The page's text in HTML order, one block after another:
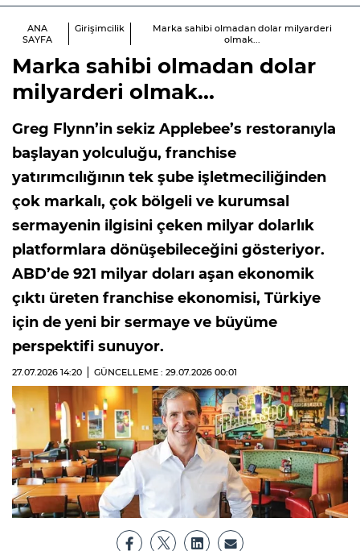
ANA
SAYFA
Girişimcilik
Marka sahibi olmadan dolar milyarderi
olmak...
Marka sahibi olmadan dolar
milyarderi olmak...
Greg Flynn’in sekiz Applebee’s restoranıyla
başlayan yolculuğu, franchise
yatırımcılığının tek şube işletmeciliğinden
çok markalı, çok bölgeli ve kurumsal
sermayenin ilgisini çeken milyar dolarlık
platformlara dönüşebileceğini gösteriyor.
ABD’de 921 milyar doları aşan ekonomik
çıktı üreten franchise ekonomisi, Türkiye
için de yeni bir sermaye ve büyüme
perspektifi sunuyor.
27.07.2026 14:20 GÜNCELLEME : 29.07.2026 00:01